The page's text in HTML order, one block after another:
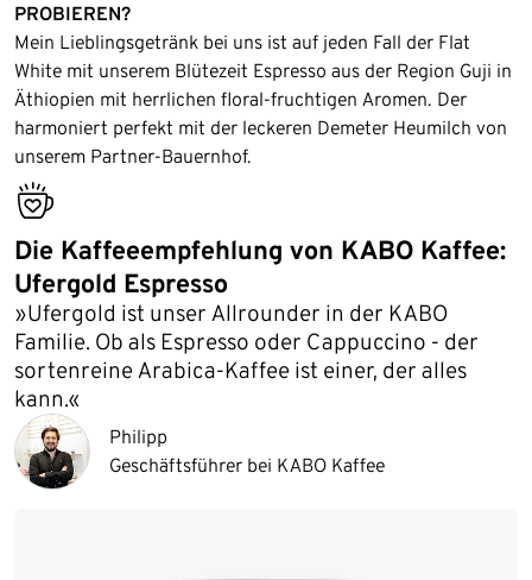
PROBIEREN?
Mein Lieblingsgetränk bei uns ist auf jeden Fall der Flat
White mit unserem Blütezeit Espresso aus der Region Guji in
Äthiopien mit herrlichen floral-fruchtigen Aromen. Der
harmoniert perfekt mit der leckeren Demeter Heumilch von
unserem Partner-Bauernhof.
bestseller
Die Kaffeeempfehlung von KABO Kaffee:
Ufergold Espresso
»Ufergold ist unser Allrounder in der KABO
Familie. Ob als Espresso oder Cappuccino - der
sortenreine Arabica-Kaffee ist einer, der alles
kann.«
Philipp
Geschäftsführer bei KABO Kaffee